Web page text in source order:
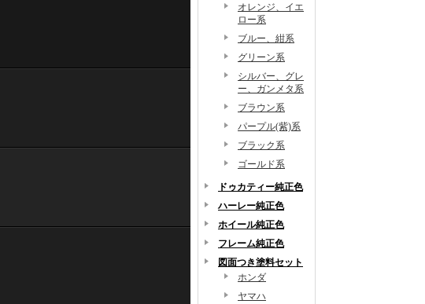
オレンジ、イエ
ロー系
ブルー、紺系
グリーン系
シルバー、グレ
ー、ガンメタ系
ブラウン系
パープル(紫)系
ブラック系
ゴールド系
ドゥカティー純正色
ハーレー純正色
ホイール純正色
フレーム純正色
図面つき塗料セット
ホンダ
ヤマハ